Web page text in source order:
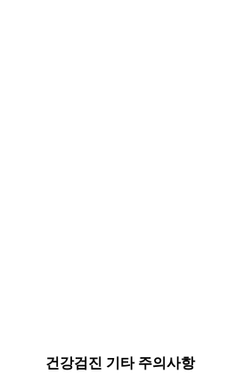
건강검진 기타 주의사항